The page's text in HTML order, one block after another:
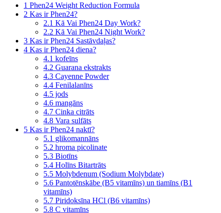
1 Phen24 Weight Reduction Formula
2 Kas ir Phen24?
2.1 Kā Vai Phen24 Day Work?
2.2 Kā Vai Phen24 Night Work?
3 Kas ir Phen24 Sastāvdaļas?
4 Kas ir Phen24 diena?
4.1 kofeīns
4.2 Guarana ekstrakts
4.3 Cayenne Powder
4.4 Fenilalanīns
4.5 jods
4.6 mangāns
4.7 Cinka citrāts
4.8 Vara sulfāts
5 Kas ir Phen24 naktī?
5.1 glikomannāns
5.2 hroma picolinate
5.3 Biotīns
5.4 Holīns Bitartrāts
5.5 Molybdenum (Sodium Molybdate)
5.6 Pantotēnskābe (B5 vitamīns) un tiamīns (B1
vitamīns)
5.7 Piridoksīna HCl (B6 vitamīns)
5.8 C vitamīns